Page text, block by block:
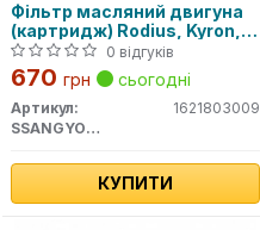
Фільтр масляний двигуна
(картридж) Rodius, Kyron,
Actyon (Sports 2012),
Rexton (вир-во SsangYong)
0 відгуків
670 грн сьогодні
Артикул:
1621803009
SSANGYONG
КУПИТИ